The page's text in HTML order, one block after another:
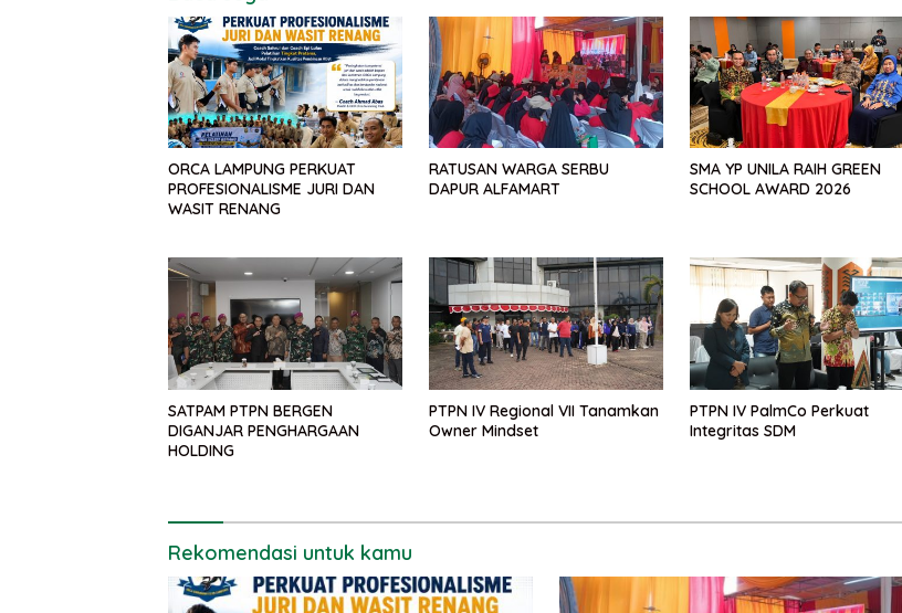
ORCA LAMPUNG PERKUAT
PROFESIONALISME JURI DAN
WASIT RENANG
RATUSAN WARGA SERBU
DAPUR ALFAMART
SMA YP UNILA RAIH GREEN
SCHOOL AWARD 2026
SATPAM PTPN BERGEN
DIGANJAR PENGHARGAAN
HOLDING
PTPN IV Regional VII Tanamkan
Owner Mindset
PTPN IV PalmCo Perkuat
Integritas SDM
Rekomendasi untuk kamu